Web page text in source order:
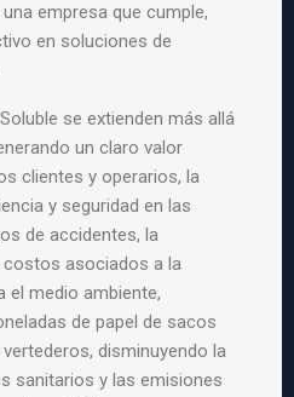
empresa que cumple,
en soluciones de
se extienden más allá
un claro valor
clientes y operarios, la
y seguridad en las
de accidentes, la
asociados a la
el medio ambiente,
de papel de sacos
disminuyendo la
sanitarios y las emisiones